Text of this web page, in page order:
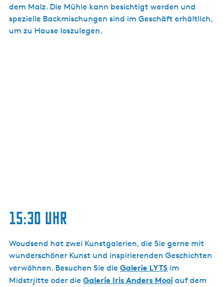
dem Malz. Die Mühle kann besichtigt werden und
spezielle Backmischungen sind im Geschäft erhältlich,
um zu Hause loszulegen.
15:30 Uhr
Woudsend hat zwei Kunstgalerien, die Sie gerne mit
wunderschöner Kunst und inspirierenden Geschichten
verwöhnen. Besuchen Sie die Galerie LYTS im
Midstrjitte oder die Galerie Iris Anders Mooi auf dem